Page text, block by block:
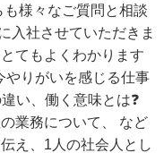
様々なご質問と相談
入社させていただきま
てもよくわかります
やりがいを感じる仕事
い、働く意味とは❓
業務について、 など
え、1人の社会人とし